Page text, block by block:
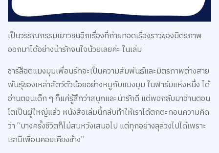
เป็นวรรณกรรมเยาวชนอีกเรื่องที่ถ่ายทอดเรื่องราวของมิตรภาพ
ออกมาได้อย่างน่ารักจนใจน้วยเลยค่ะ ในเล่ม
ชาร์ล็อตแมงมุมเพื่อนรักจะเป็นความสัมพันธ์และมิตรภาพต่างสาย
พันธุ์ของเหล่าสัตว์ตัวน้อยอย่างหมูกับแมงมุม ในฟาร์มแห่งหนึ่ง ได้
อ่านตอนเด็ก ๆ ก็แค่รู้สึกว่าสนุกและน่ารักดี แต่พอกลับมาอ่านตอน
โตเป็นผู้ใหญ่แล้ว หนังสือเล่มนี้กลับทำให้เราได้ตกตะกอนความคิด
ว่า “บางครั้งชีวิตก็ไม่สมหวังเสมอไป แต่ทุกอย่างลุล่วงไปได้เพราะ
เรามีเพื่อนคอยเคียงข้าง”